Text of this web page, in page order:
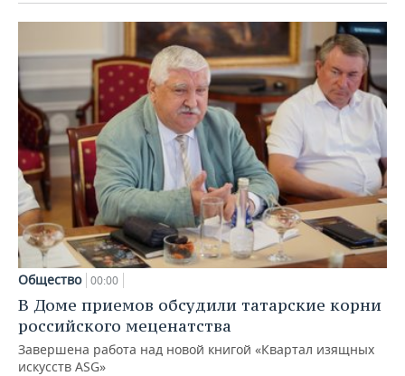
Общество 00:00
В Доме приемов обсудили татарские корни
российского меценатства
Завершена работа над новой книгой «Квартал изящных
искусств ASG»